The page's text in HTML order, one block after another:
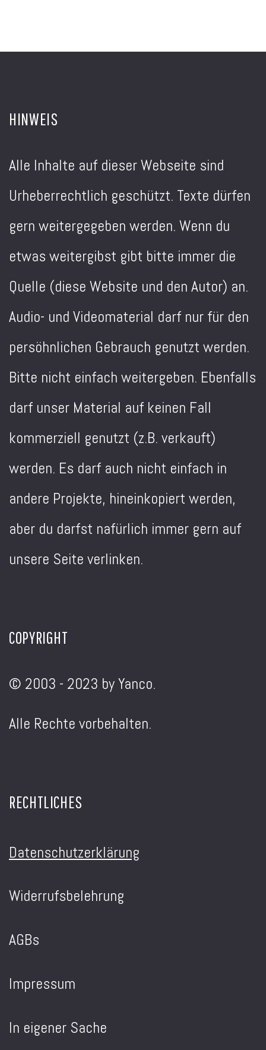
HINWEIS
Alle Inhalte auf dieser Webseite sind
Urheberrechtlich geschützt. Texte dürfen
gern weitergegeben werden. Wenn du
etwas weitergibst gibt bitte immer die
Quelle (diese Website und den Autor) an.
Audio- und Videomaterial darf nur für den
persöhnlichen Gebrauch genutzt werden.
Bitte nicht einfach weitergeben. Ebenfalls
darf unser Material auf keinen Fall
kommerziell genutzt (z.B. verkauft)
werden. Es darf auch nicht einfach in
andere Projekte, hineinkopiert werden,
aber du darfst nafürlich immer gern auf
unsere Seite verlinken.
COPYRIGHT
© 2003 - 2023 by Yanco.
Alle Rechte vorbehalten.
RECHTLICHES
Datenschutzerklärung
Widerrufsbelehrung
AGBs
Impressum
In eigener Sache